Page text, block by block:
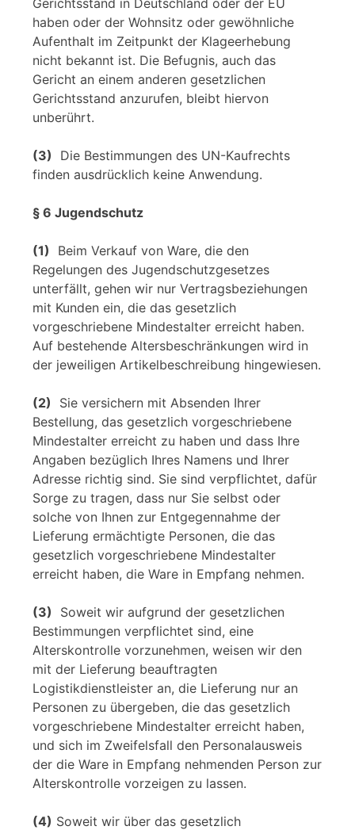
Gerichtsstand in Deutschland oder der EU
haben oder der Wohnsitz oder gewöhnliche
Aufenthalt im Zeitpunkt der Klageerhebung
nicht bekannt ist. Die Befugnis, auch das
Gericht an einem anderen gesetzlichen
Gerichtsstand anzurufen, bleibt hiervon
unberührt.
(3)
Die Bestimmungen des UN-Kaufrechts
finden ausdrücklich keine Anwendung.
§ 6 Jugendschutz
(1)
Beim Verkauf von Ware, die den
Regelungen des Jugendschutzgesetzes
unterfällt, gehen wir nur Vertragsbeziehungen
mit Kunden ein, die das gesetzlich
vorgeschriebene Mindestalter erreicht haben.
Auf bestehende Altersbeschränkungen wird in
der jeweiligen Artikelbeschreibung hingewiesen.
(2)
Sie versichern mit Absenden Ihrer
Bestellung, das gesetzlich vorgeschriebene
Mindestalter erreicht zu haben und dass Ihre
Angaben bezüglich Ihres Namens und Ihrer
Adresse richtig sind. Sie sind verpflichtet, dafür
Sorge zu tragen, dass nur Sie selbst oder
solche von Ihnen zur Entgegennahme der
Lieferung ermächtigte Personen, die das
gesetzlich vorgeschriebene Mindestalter
erreicht haben, die Ware in Empfang nehmen.
(3)
Soweit wir aufgrund der gesetzlichen
Bestimmungen verpflichtet sind, eine
Alterskontrolle vorzunehmen, weisen wir den
mit der Lieferung beauftragten
Logistikdienstleister an, die Lieferung nur an
Personen zu übergeben, die das gesetzlich
vorgeschriebene Mindestalter erreicht haben,
und sich im Zweifelsfall den Personalausweis
der die Ware in Empfang nehmenden Person zur
Alterskontrolle vorzeigen zu lassen.
(4) Soweit wir über das gesetzlich